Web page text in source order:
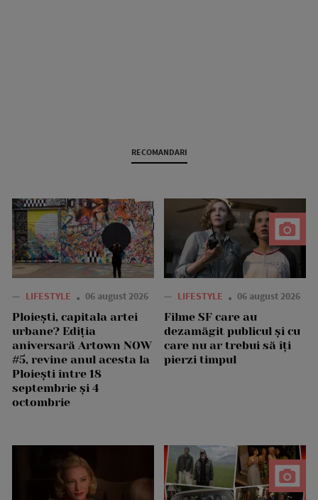
RECOMANDARI
— LIFESTYLE 06 august 2026
Ploiești, capitala artei
urbane? Ediția
aniversară Artown NOW
#5, revine anul acesta la
Ploiești între 18
septembrie și 4
octombrie
— LIFESTYLE 06 august 2026
Filme SF care au
dezamăgit publicul și cu
care nu ar trebui să îți
pierzi timpul